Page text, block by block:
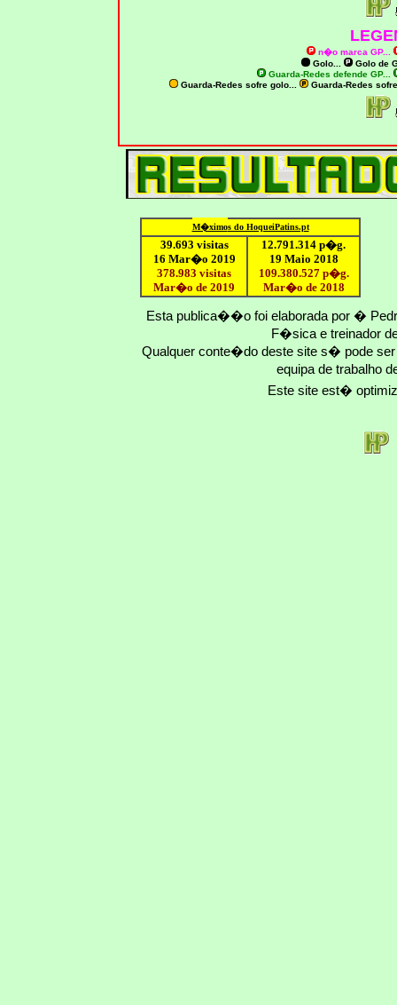
n�o marca GP...
Golo...
Golo de
Guarda-Redes defende GP...
Guarda-Redes sofre golo...
Guarda-Redes
M�ximos do HoqueiPatins.pt
39.693 visitas
16 Mar�o 2019
378.983 visitas
Mar�o de 2019
12.791.314 p�g.
19 Maio 2018
109.380.527p�g.
Mar�o de 2018
Esta publica��o foi elaborada por �
F�sica e treinador
Qualquer conte�do deste site s� pode
equipa de trabalho
Este site est�